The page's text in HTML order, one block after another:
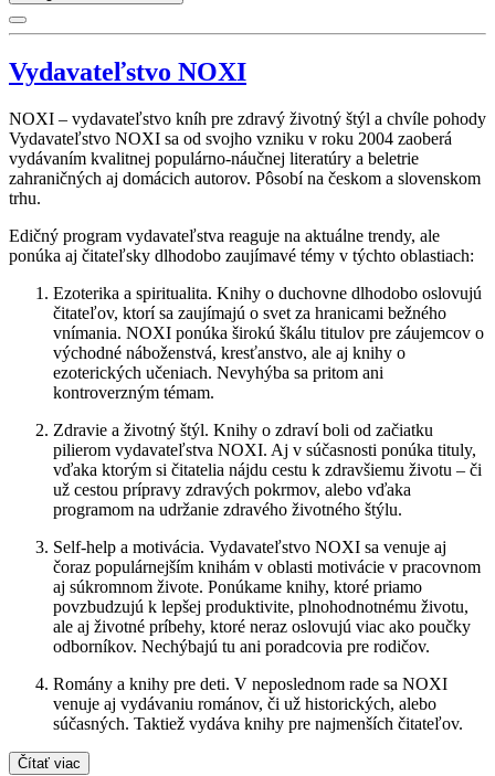
Vydavateľstvo NOXI
NOXI – vydavateľstvo kníh pre zdravý životný štýl a chvíle pohody
Vydavateľstvo NOXI sa od svojho vzniku v roku 2004 zaoberá
vydávaním kvalitnej populárno-náučnej literatúry a beletrie
zahraničných aj domácich autorov. Pôsobí na českom a slovenskom
trhu.
Edičný program vydavateľstva reaguje na aktuálne trendy, ale
ponúka aj čitateľsky dlhodobo zaujímavé témy v týchto oblastiach:
Ezoterika a spiritualita. Knihy o duchovne dlhodobo oslovujú
čitateľov, ktorí sa zaujímajú o svet za hranicami bežného
vnímania. NOXI ponúka širokú škálu titulov pre záujemcov o
východné náboženstvá, kresťanstvo, ale aj knihy o
ezoterických učeniach. Nevyhýba sa pritom ani
kontroverzným témam.
Zdravie a životný štýl. Knihy o zdraví boli od začiatku
pilierom vydavateľstva NOXI. Aj v súčasnosti ponúka tituly,
vďaka ktorým si čitatelia nájdu cestu k zdravšiemu životu – či
už cestou prípravy zdravých pokrmov, alebo vďaka
programom na udržanie zdravého životného štýlu.
Self-help a motivácia. Vydavateľstvo NOXI sa venuje aj
čoraz populárnejším knihám v oblasti motivácie v pracovnom
aj súkromnom živote. Ponúkame knihy, ktoré priamo
povzbudzujú k lepšej produktivite, plnohodnotnému životu,
ale aj životné príbehy, ktoré neraz oslovujú viac ako poučky
odborníkov. Nechýbajú tu ani poradcovia pre rodičov.
Romány a knihy pre deti. V neposlednom rade sa NOXI
venuje aj vydávaniu románov, či už historických, alebo
súčasných. Taktiež vydáva knihy pre najmenších čitateľov.
Čítať viac